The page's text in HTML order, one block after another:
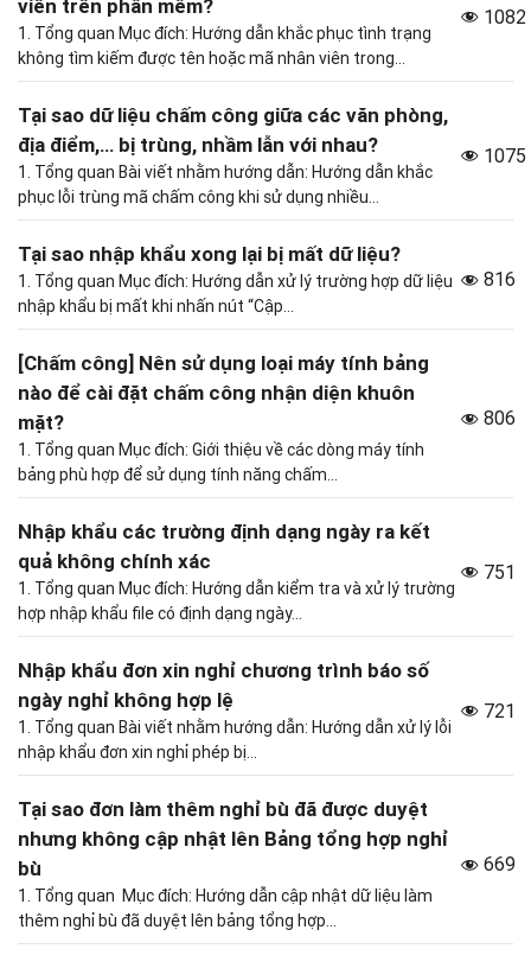
viên trên phần mềm?
1. Tổng quan Mục đích: Hướng dẫn khắc phục tình trạng
không tìm kiếm được tên hoặc mã nhân viên trong...
1082
Tại sao dữ liệu chấm công giữa các văn phòng,
địa điểm,… bị trùng, nhầm lẫn với nhau?
1. Tổng quan Bài viết nhằm hướng dẫn: Hướng dẫn khắc
phục lỗi trùng mã chấm công khi sử dụng nhiều...
1075
Tại sao nhập khẩu xong lại bị mất dữ liệu?
1. Tổng quan Mục đích: Hướng dẫn xử lý trường hợp dữ liệu
nhập khẩu bị mất khi nhấn nút “Cập...
816
[Chấm công] Nên sử dụng loại máy tính bảng
nào để cài đặt chấm công nhận diện khuôn
mặt?
1. Tổng quan Mục đích: Giới thiệu về các dòng máy tính
bảng phù hợp để sử dụng tính năng chấm...
806
Nhập khẩu các trường định dạng ngày ra kết
quả không chính xác
1. Tổng quan Mục đích: Hướng dẫn kiểm tra và xử lý trường
hợp nhập khẩu file có định dạng ngày...
751
Nhập khẩu đơn xin nghỉ chương trình báo số
ngày nghỉ không hợp lệ
1. Tổng quan Bài viết nhằm hướng dẫn: Hướng dẫn xử lý lỗi
nhập khẩu đơn xin nghỉ phép bị...
721
Tại sao đơn làm thêm nghỉ bù đã được duyệt
nhưng không cập nhật lên Bảng tổng hợp nghỉ
bù
1. Tổng quan Mục đích: Hướng dẫn cập nhật dữ liệu làm
thêm nghỉ bù đã duyệt lên bảng tổng hợp...
669